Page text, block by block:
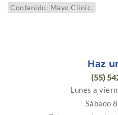
Contenido: Mayo Clinic.
Haz
(55)
Lunes a
Sábado